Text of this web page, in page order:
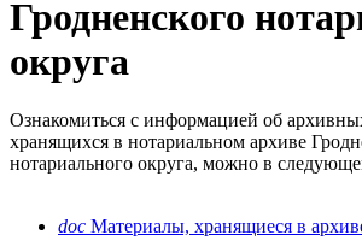
Гродненского
округа
Ознакомиться с информацией об
хранящихся в нотариальном архиве
нотариального округа, можно в
doc Материалы, хранящиеся в